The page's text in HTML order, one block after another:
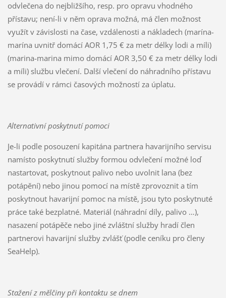
odvlečena do nejbližšího, resp. pro opravu vhodného
přístavu; není-li v něm oprava možná, má člen možnost
využít v závislosti na čase, vzdálenosti a nákladech (marína-
marína uvnitř domácí AOR 1,75 € za metr délky lodi a míli)
(marina-marina mimo domácí AOR 3,50 € za metr délky lodi
a míli) službu vlečení. Další vlečení do náhradního přístavu
se provádí v rámci časových možností za úplatu.
Alternativní poskytnutí pomoci
Je-li podle posouzení kapitána partnera havarijního servisu
namísto poskytnutí služby formou odvlečení možné loď
nastartovat, poskytnout palivo nebo uvolnit lana (bez
potápění) nebo jinou pomocí na místě zprovoznit a tím
poskytnout havarijní pomoc na místě, jsou tyto poskytnuté
práce také bezplatné. Materiál (náhradní díly, palivo …),
nasazení potápěče nebo jiné zvláštní služby hradí člen
partnerovi havarijní služby zvlášť (podle ceníku pro členy
SeaHelp).
Stažení z mělčiny při kontaktu se dnem